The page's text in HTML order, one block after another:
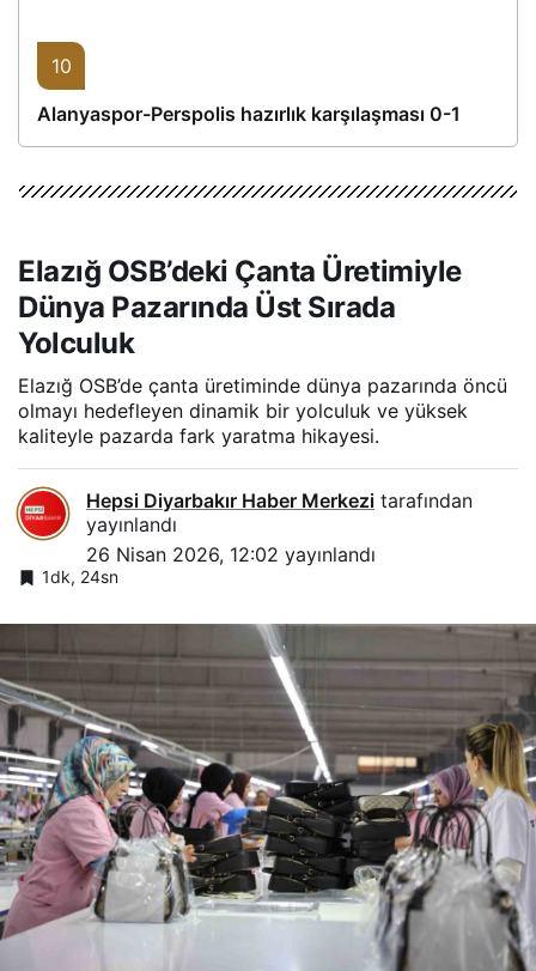
10
Alanyaspor-Perspolis hazırlık karşılaşması 0-1
Elazığ OSB’deki Çanta Üretimiyle
Dünya Pazarında Üst Sırada
Yolculuk
Elazığ OSB’de çanta üretiminde dünya pazarında öncü
olmayı hedefleyen dinamik bir yolculuk ve yüksek
kaliteyle pazarda fark yaratma hikayesi.
Hepsi Diyarbakır Haber Merkezi tarafından
yayınlandı
26 Nisan 2026, 12:02 yayınlandı
1dk, 24sn